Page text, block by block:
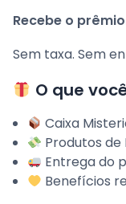
Recebe o
Sem taxa. Sem
O que
Caixa
Produtos de
Entrega do
Benefícios